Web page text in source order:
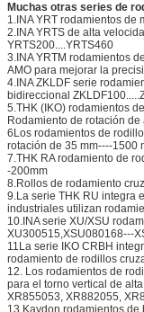
Muchas otras series de
1.INA YRT rodamientos de
2.INA YRTS de alta
YRTS200....YRTS460
3.INA YRTM rodamientos
AMO para mejorar la
4.INA ZKLDF serie
bidireccional
5.THK (IKO) rodamientos
Rodamiento de rotación
6Los rodamientos de
rotación de 35 mm----1500
7.THK RA rodamiento de
-200mm
8.Rollos de rodamiento
9.La serie THK RU integra
industriales utilizan
10.INA serie XU/XSU
XU300515,XSU080168---
11La serie IKO CRBH
rodamiento de rodillos
12. Los rodamientos de
para el torno vertical de
XR855053, XR882055,
13.Kaydon rodamientos de